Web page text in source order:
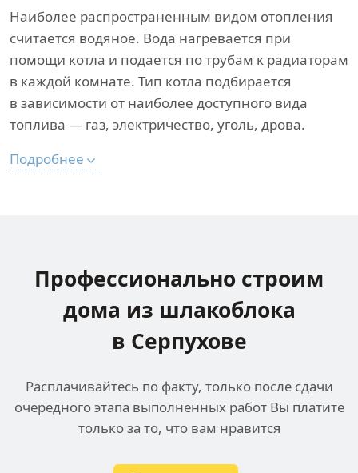
Наиболее распространенным видом отопления
считается водяное. Вода нагревается при
помощи котла и подается по трубам к радиаторам
в каждой комнате. Тип котла подбирается
в зависимости от наиболее доступного вида
топлива — газ, электричество, уголь, дрова.
Подробнее
Профессионально строим
дома из шлакоблока
в Серпухове
Расплачивайтесь по факту, только после сдачи
очередного этапа выполненных работ Вы платите
только за то, что вам нравится